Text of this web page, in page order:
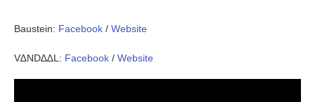
Baustein: Facebook / Website
V∆ND∆∆L: Facebook / Website